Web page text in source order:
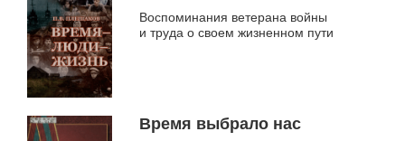
Воспоминания ветерана войны
и труда о своем жизненном пути
Время выбрало нас